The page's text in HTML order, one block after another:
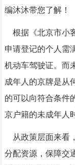
编沐沐带您了解！
根据《北京市小
申请登记的个人需
机动车驾驶证。而
成年人的京牌是从
的可以向符合条件
京户籍的未成年人
从政策层面来看，
分配资源，保障交